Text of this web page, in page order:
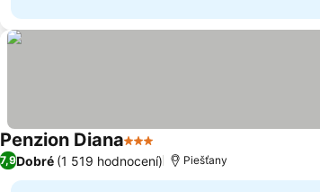
Penzion Diana3 Počet hvězdiček
7,9Dobré (1 519 hodnocení) Piešťany